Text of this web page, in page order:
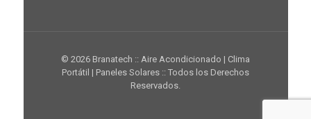
© 2026 Branatech :: Aire Acondicionado | Clima
Portátil | Paneles Solares :: Todos los Derechos
Reservados.